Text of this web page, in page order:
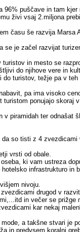
96% puščave in tam kjer
živi vsaj 2.miljona
času še razvija Marsa
se je začel razvijat
in mesto se
do njihove vere in
turistov, težje pa v
pa ima visoko
ponujajo skoraj
piramidah ter odnašat
so tisti z 4
vrsti od obale.
ki vam ustreza
infrastrukturo in
nivoju.
drugod v
in večer se prižge
kar nekaj
a takšne stvari je
in predvsem koralni